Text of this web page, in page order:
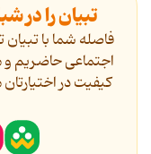
تبیان را در
فاصله شما با
اجتماعی حاضریم و
کیفیت در